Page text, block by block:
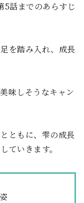
5話までのあらすじ
を踏み入れ、成長
味しそうなキャン
ともに、雫の成長
ていきます。